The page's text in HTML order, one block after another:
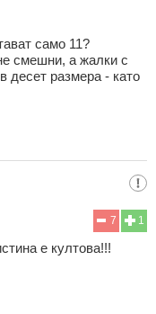
само 11?
смешни, а жалки с
десет размера - като
1
7
е култова!!!